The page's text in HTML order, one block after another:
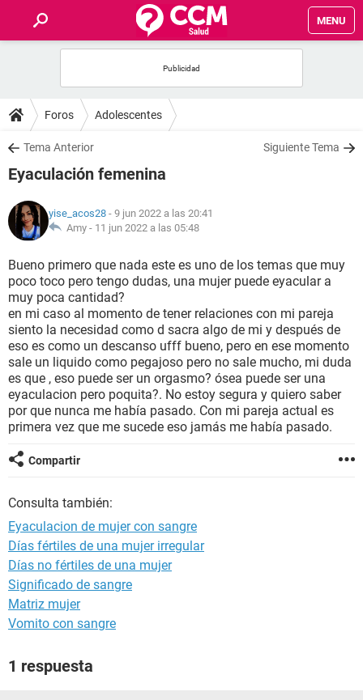
MENU
FOROS
SALUD
FAMILIA
NUTRICIÓN
BIENESTAR
SEXUALIDAD
GLOSARIO
Foros Adolescentes
Tema Anterior Siguiente Tema
Eyaculación femenina
yise_acos28 - 9 jun 2022 a las 20:41
Amy - 11 jun 2022 a las 05:48
Bueno primero que nada este es uno de los temas que muy
poco toco pero tengo dudas, una mujer puede eyacular a
muy poca cantidad?
en mi caso al momento de tener relaciones con mi pareja
siento la necesidad como d sacra algo de mi y después de
eso es como un descanso ufff bueno, pero en ese momento
sale un liquido como pegajoso pero no sale mucho, mi duda
es que , eso puede ser un orgasmo? ósea puede ser una
eyaculacion pero poquita?. No estoy segura y quiero saber
por que nunca me había pasado. Con mi pareja actual es
primera vez que me sucede eso jamás me había pasado.
Compartir
Consulta también:
Eyaculacion de mujer con sangre
Días fértiles de una mujer irregular
Días no fértiles de una mujer
Significado de sangre
Matriz mujer
Vomito con sangre
1 respuesta